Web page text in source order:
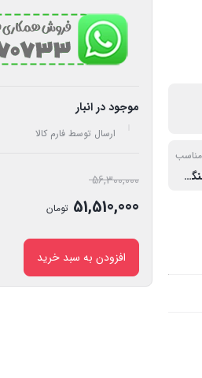
سمپاش شیلنگی و بومدار کوتاه
موجود در انبار
ارسال توسط فارم کالا
56,300,000قیمت
اصلی:
51,510,000 تومان
فعلی:
51,510,000 تومان.
افزودن به سبد خرید